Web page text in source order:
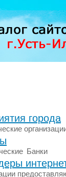
города
Банки